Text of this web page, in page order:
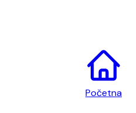
Početna